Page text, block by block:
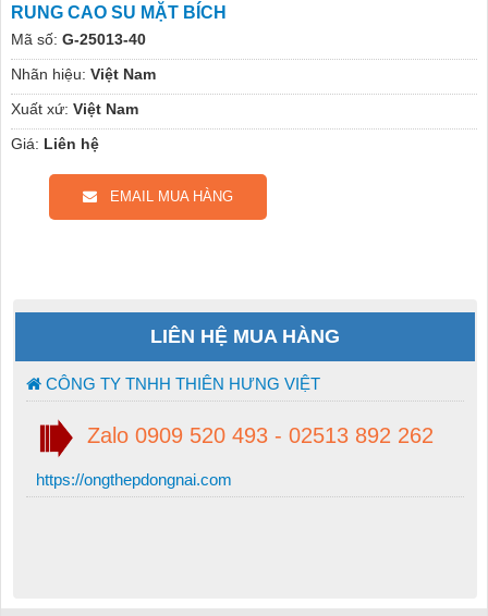
RUNG CAO SU MẶT BÍCH
Mã số: G-25013-40
Nhãn hiệu: Việt Nam
Xuất xứ: Việt Nam
Giá: Liên hệ
EMAIL MUA HÀNG
LIÊN HỆ MUA HÀNG
CÔNG TY TNHH THIÊN HƯNG VIỆT
Zalo 0909 520 493 - 02513 892 262
https://ongthepdongnai.com